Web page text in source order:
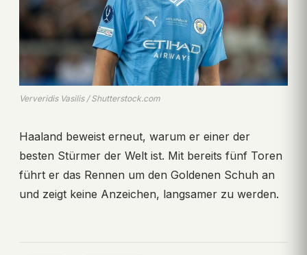
Ververidis Vasilis / Shutterstock.com
Haaland beweist erneut, warum er einer der
besten Stürmer der Welt ist. Mit bereits fünf Toren
führt er das Rennen um den Goldenen Schuh an
und zeigt keine Anzeichen, langsamer zu werden.